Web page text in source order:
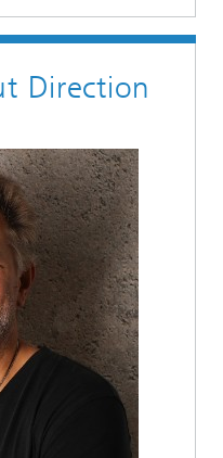
Direction